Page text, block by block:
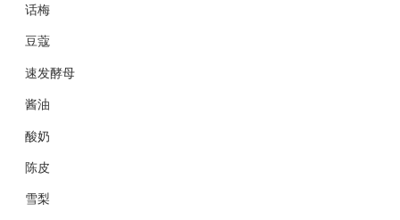
话梅
豆蔻
速发酵母
酱油
酸奶
陈皮
雪梨